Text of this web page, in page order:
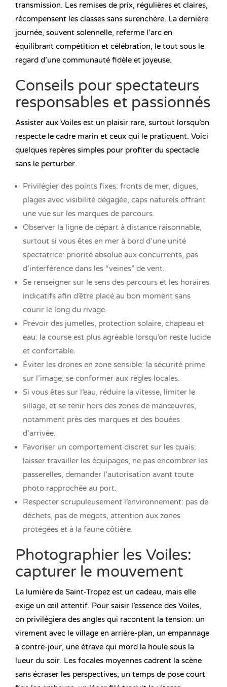
transmission. Les remises de prix, régulières et claires,
récompensent les classes sans surenchère. La dernière
journée, souvent solennelle, referme l’arc en
équilibrant compétition et célébration, le tout sous le
regard d’une communauté fidèle et joyeuse.
Conseils pour spectateurs
responsables et passionnés
Assister aux Voiles est un plaisir rare, surtout lorsqu’on
respecte le cadre marin et ceux qui le pratiquent. Voici
quelques repères simples pour profiter du spectacle
sans le perturber.
Privilégier des points fixes: fronts de mer, digues,
plages avec visibilité dégagée, caps naturels offrant
une vue sur les marques de parcours.
Observer la ligne de départ à distance raisonnable,
surtout si vous êtes en mer à bord d’une unité
spectatrice: priorité absolue aux concurrents, pas
d’interférence dans les “veines” de vent.
Se renseigner sur le sens des parcours et les horaires
indicatifs afin d’être placé au bon moment sans
courir le long du rivage.
Prévoir des jumelles, protection solaire, chapeau et
eau: la course est plus agréable lorsqu’on reste lucide
et confortable.
Éviter les drones en zone sensible: la sécurité prime
sur l’image; se conformer aux règles locales.
Si vous êtes sur l’eau, réduire la vitesse, limiter le
sillage, et se tenir hors des zones de manœuvres,
notamment près des marques et des bouées
d’arrivée.
Favoriser un comportement discret sur les quais:
laisser travailler les équipages, ne pas encombrer les
passerelles, demander l’autorisation avant toute
photo rapprochée au port.
Respecter scrupuleusement l’environnement: pas de
déchets, pas de mégots, attention aux zones
protégées et à la faune côtière.
Photographier les Voiles:
capturer le mouvement
La lumière de Saint-Tropez est un cadeau, mais elle
exige un œil attentif. Pour saisir l’essence des Voiles,
on privilégiera des angles qui racontent la tension: un
virement avec le village en arrière-plan, un empannage
à contre-jour, une étrave qui mord la houle sous la
lueur du soir. Les focales moyennes cadrent la scène
sans écraser les perspectives; un temps de pose court